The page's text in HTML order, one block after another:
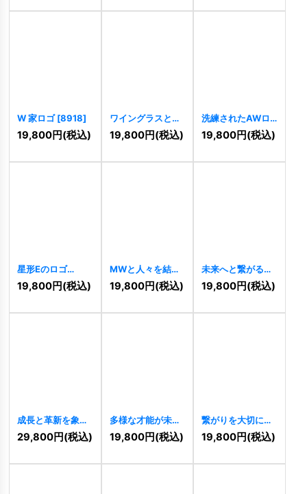
W 家ロゴ [8918]
19,800円(税込)
ワイングラスとW
のロゴ [8911]
19,800円(税込)
洗練されたAWロ
ゴ 8845]
19,800円(税込)
星形Eのロゴ
[8832]
19,800円(税込)
MWと人々を結ぶ
ロゴ[8820]
19,800円(税込)
未来へと繋がる情
熱的なWのロゴ
8803 ]
19,800円(税込)
成長と革新を象徴
するWロゴ
8583
29,800円(税込)
多様な才能が未来
へ羽ばたく、Wと
人々のロゴ
19,800円(税込)
繋がりを大切にす
る、シンプルなW
と人々のロゴ
19,800円(税込)